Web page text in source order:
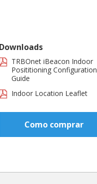
Downloads
TRBOnet iBeacon Indoor
Posititioning Configuration
Guide
Indoor Location Leaflet
Como comprar